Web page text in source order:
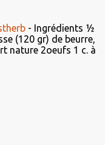
- Ingrédients ½
(120 gr) de beurre,
nature 2oeufs 1 c. à